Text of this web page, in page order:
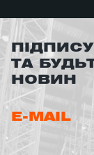
ТА
НОВИН
E-MAIL